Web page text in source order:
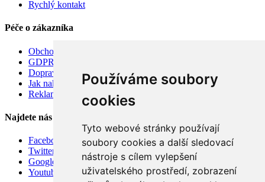
Používáme soubory
cookies
Tyto webové stránky používají
soubory cookies a další sledovací
nástroje s cílem vylepšení
uživatelského prostředí, zobrazení
Rychlý kontakt
Péče o zákazníka
Obchodní podmínky
GDPR
Doprava
Jak nakupovat
Reklamace
Najdete nás
Facebook
Twitter
Google
Youtube